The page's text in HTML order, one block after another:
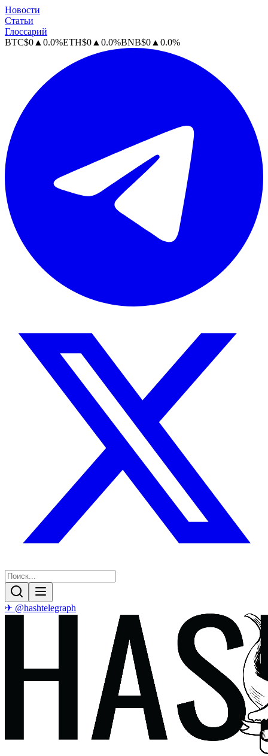
Новости
Статьи
Глоссарий
BTC$0 ▲ 0.0%ETH$0 ▲ 0.0%BNB$0 ▲ 0.0%
✈ @hashtelegraph